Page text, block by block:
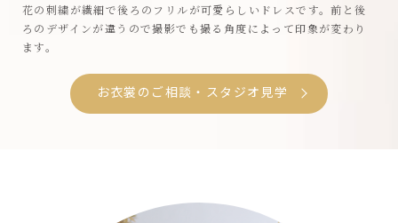
花の刺繍が繊細で後ろのフリルが可愛らしいドレスです。前と後
ろのデザインが違うので撮影でも撮る角度によって印象が変わり
ます。
お衣裳のご相談・スタジオ見学